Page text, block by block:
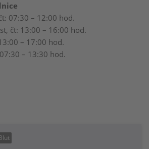
07:30 – 12:00 hod.
čt: 13:00 – 16:00 hod.
– 17:00 hod.
– 13:30 hod.